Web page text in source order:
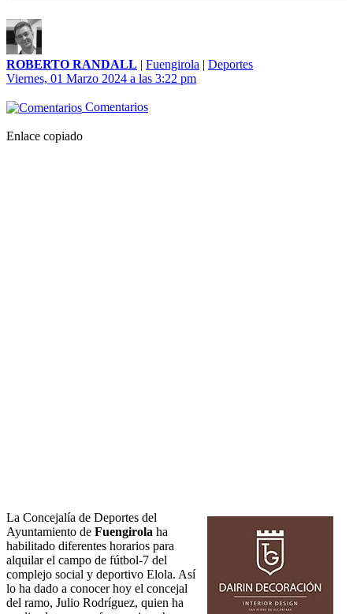
ROBERTO RANDALL | Fuengirola | Deportes
Viernes, 01 Marzo 2024 a las 3:22 pm
Comentarios
Enlace copiado
La Concejalía de Deportes del
Ayuntamiento de Fuengirola ha
habilitado diferentes horarios para
alquilar el campo de fútbol-7 del
complejo social y deportivo Elola. Así
lo ha dado a conocer hoy el concejal
del ramo, Julio Rodríguez, quien ha